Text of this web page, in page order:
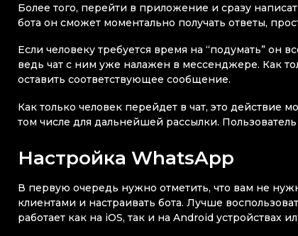
Более того, перейти в приложение и сразу
бота он сможет моментально получать ответы,
Если человеку требуется время на “подумать”
ведь чат с ним уже налажен в мессенджере. Как
оставить соответствующее сообщение.
Как только человек перейдет в чат, это
том числе для дальнейшей рассылки.
Настройка WhatsApp
В первую очередь нужно отметить, что вам не
клиентами и настраивать бота. Лучше
работает как на iOS, так и на Android устройствах